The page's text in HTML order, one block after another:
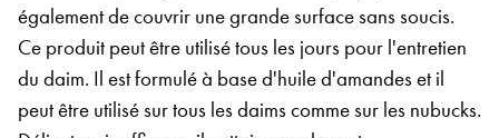
également de couvrir une grande surface sans soucis.
Ce produit peut être utilisé tous les jours pour l'entretien
du daim. Il est formulé à base d'huile d'amandes et il
peut être utilisé sur tous les daims comme sur les nubucks.